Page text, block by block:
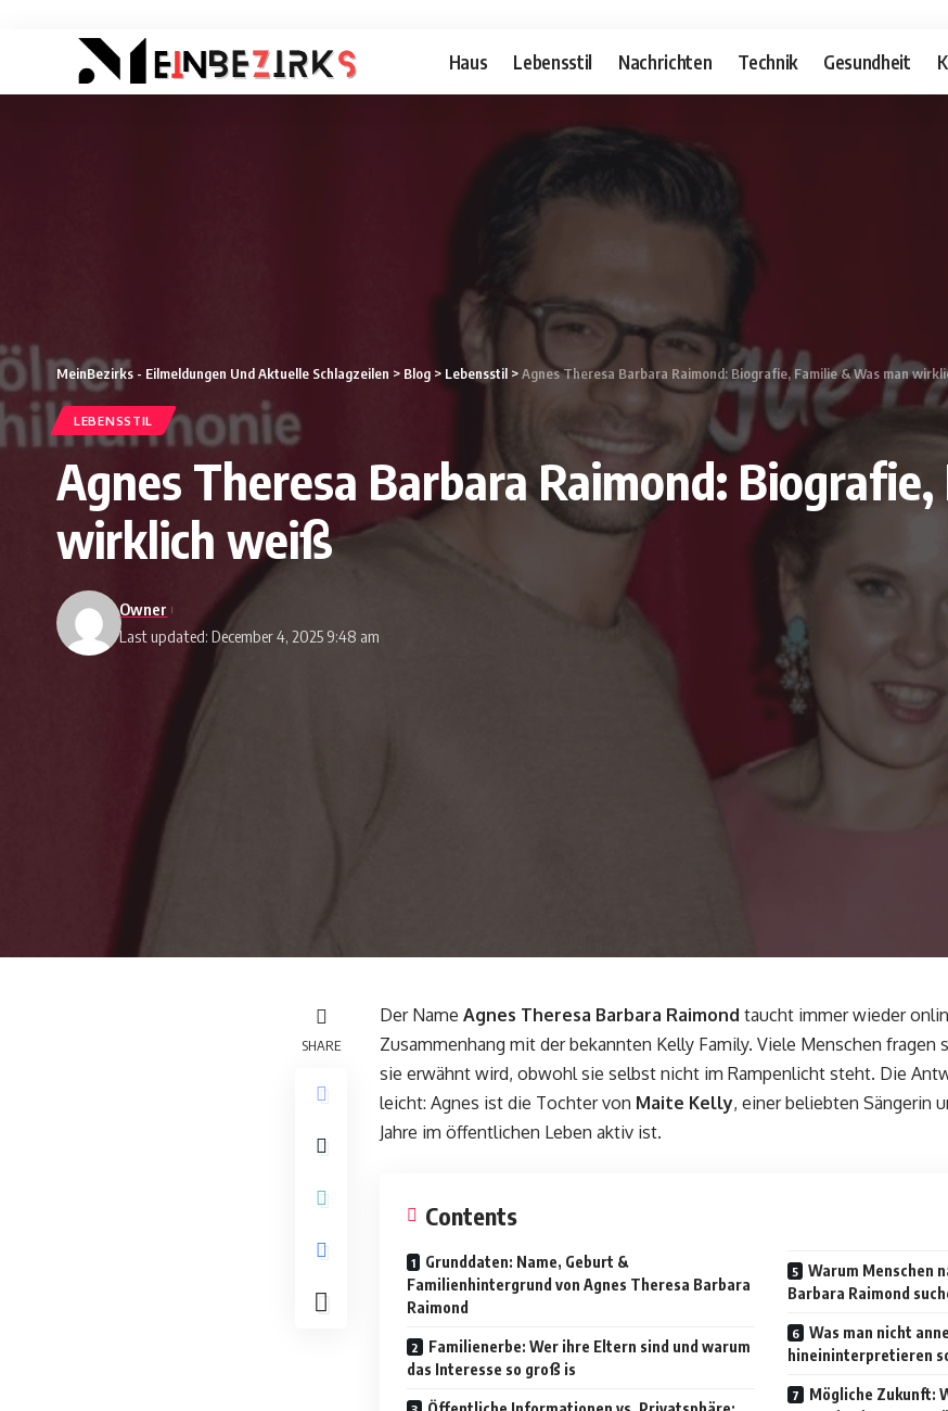
Haus Lebensstil Nachrichten Technik Gesundheit
MeinBezirks - Eilmeldungen Und Aktuelle Schlagzeilen > Blog > Lebensstil >Agnes Theresa Barbara Raimond: Biografie, Familie & Was man
LEBENSSTIL
Agnes Theresa Barbara Raimond:
wirklich weiß
Last updated: December 4, 2025 9:48 am
Owner
SHARE
Der Name Agnes Theresa Barbara Raimond taucht immer wieder
Zusammenhang mit der bekannten Kelly Family. Viele Menschen fragen
sie erwähnt wird, obwohl sie selbst nicht im Rampenlicht steht. Die
leicht: Agnes ist die Tochter von Maite Kelly, einer beliebten Sängerin
Jahre im öffentlichen Leben aktiv ist.
Contents
Grunddaten: Name, Geburt &
Familienhintergrund von Agnes Theresa Barbara
Raimond
Familienerbe: Wer ihre Eltern sind und warum
das Interesse so groß is
Warum Menschen
Barbara Raimond
Was man nicht
hineininterpretieren
Mögliche Zukunft: